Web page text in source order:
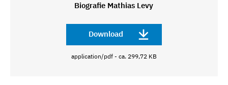
Biografie Mathias Levy
Download
application/pdf - ca. 299,72 KB